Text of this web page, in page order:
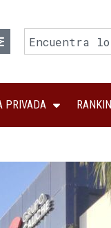
PRIVADA